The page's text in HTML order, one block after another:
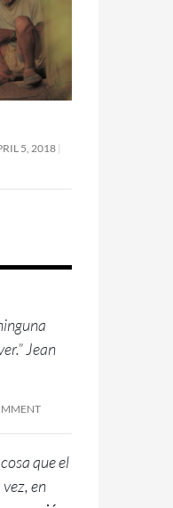
5, 2018
Jean
que el
en